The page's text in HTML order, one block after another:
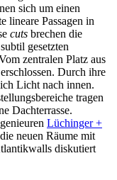
sich um einen
lineare Passagen in
cuts brechen die
gesetzten
zentralen Platz aus
Durch ihre
Licht nach innen.
tragen
Dachterrasse.
Lüchinger +
neuen Räume mit
diskutiert